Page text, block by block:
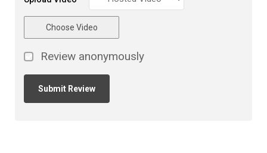
Choose Video
Review anonymously